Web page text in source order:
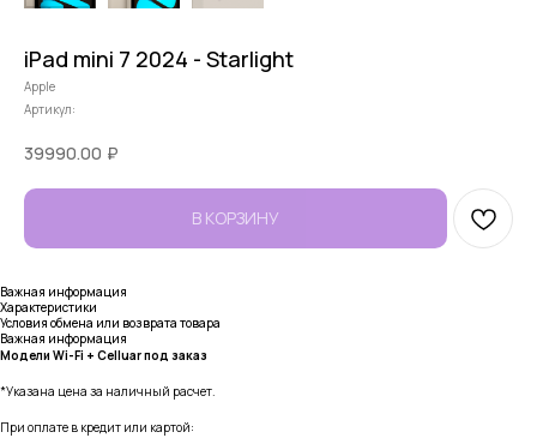
iPad mini 7 2024 - Starlight
Apple
Артикул:
39990.00 ₽
В КОРЗИНУ
Важная информация
Характеристики
Условия обмена или возврата товара
Важная информация
Модели Wi-Fi + Celluar под заказ
*Указана цена за наличный расчет.
При оплате в кредит или картой: